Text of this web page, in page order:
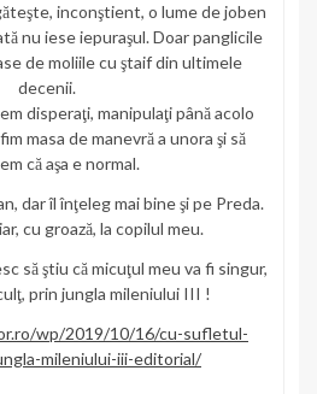
inconştient, o lume de joben
nu iese iepuraşul. Doar panglicile
de moliile cu ştaif din ultimele
decenii.
disperaţi, manipulaţi până acolo
masa de manevră a unora şi să
că aşa e normal.
dar îl înţeleg mai bine şi pe Preda.
cu groază, la copilul meu.
să ştiu că micuţul meu va fi singur,
prin jungla mileniului III !
wp/2019/10/16/cu-sufletul-
mileniului-iii-editorial/